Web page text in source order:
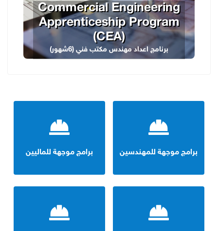
Commercial Engineering
Apprenticeship Program
(CEA)
برنامج اعداد مهندس مكتب فني (6شهور)
برامج موجهة للمهندسين برامج موجهة للماليين